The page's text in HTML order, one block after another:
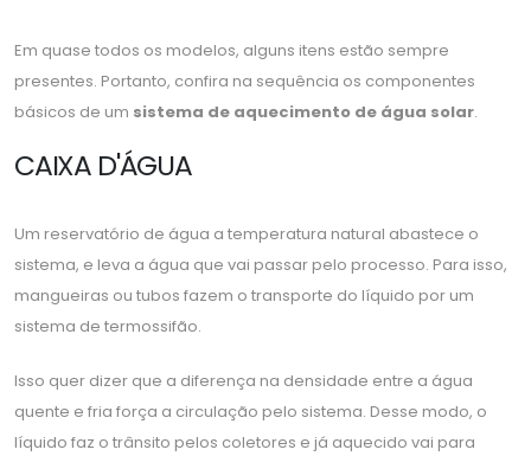
Em quase todos os modelos, alguns itens estão sempre
presentes. Portanto, confira na sequência os componentes
básicos de um sistema de aquecimento de água solar.
CAIXA D'ÁGUA
Um reservatório de água a temperatura natural abastece o
sistema, e leva a água que vai passar pelo processo. Para isso,
mangueiras ou tubos fazem o transporte do líquido por um
sistema de termossifão.
Isso quer dizer que a diferença na densidade entre a água
quente e fria força a circulação pelo sistema. Desse modo, o
líquido faz o trânsito pelos coletores e já aquecido vai para